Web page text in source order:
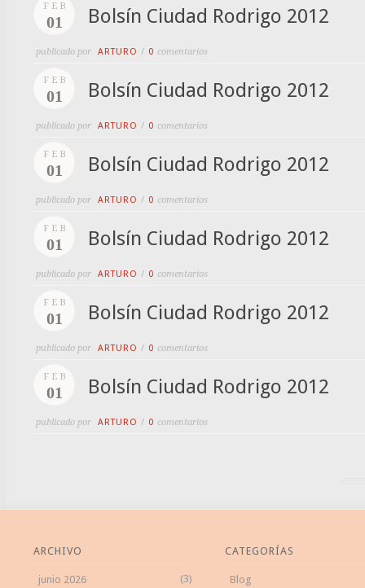
FEB
01 Bolsín Ciudad Rodrigo 2012
publicado por ARTURO / 0 comentarios
FEB
01 Bolsín Ciudad Rodrigo 2012
publicado por ARTURO / 0 comentarios
FEB
01 Bolsín Ciudad Rodrigo 2012
publicado por ARTURO / 0 comentarios
FEB
01 Bolsín Ciudad Rodrigo 2012
publicado por ARTURO / 0 comentarios
FEB
01 Bolsín Ciudad Rodrigo 2012
publicado por ARTURO / 0 comentarios
FEB
01 Bolsín Ciudad Rodrigo 2012
publicado por ARTURO / 0 comentarios
ARCHIVO
junio 2026 (3)
CATEGORÍAS
Blog